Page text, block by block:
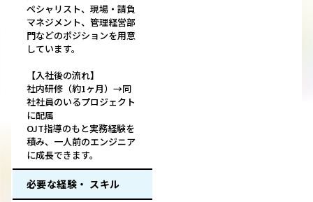
ペシャリスト、現場・請負
マネジメント、管理経営部
門などのポジションを用意
しています。
【入社後の流れ】
社内研修（約1ヶ月）→同
社社員のいるプロジェクト
に配属
OJT指導のもと実務経験を
積み、一人前のエンジニア
に成長できます。
必要な経験・ スキル